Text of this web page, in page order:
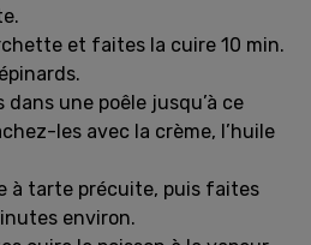
et faites la cuire 10 min.
une poêle jusqu’à ce
les avec la crème, l’huile
à tarte précuite, puis faites
environ.